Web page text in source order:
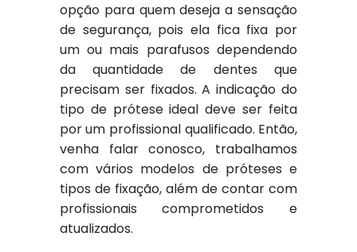
opção para quem deseja a sensação
de segurança, pois ela fica fixa por
um ou mais parafusos dependendo
da quantidade de dentes que
precisam ser fixados. A indicação do
tipo de prótese ideal deve ser feita
por um profissional qualificado. Então,
venha falar conosco, trabalhamos
com vários modelos de próteses e
tipos de fixação, além de contar com
profissionais comprometidos e
atualizados.